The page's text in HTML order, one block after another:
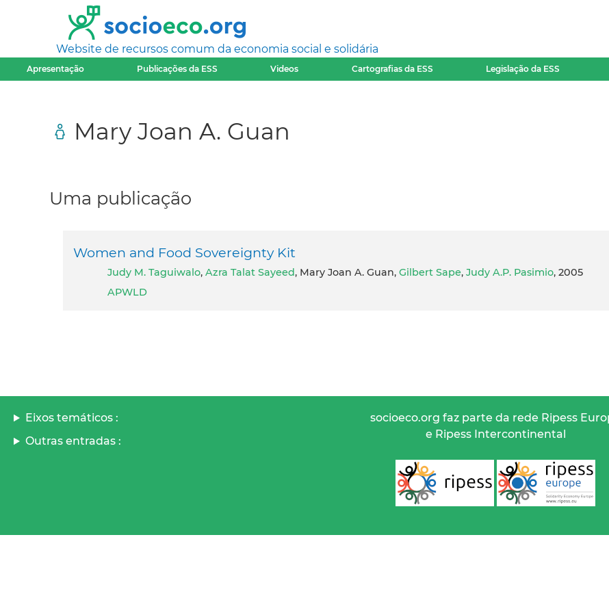
Website de recursos comum da economia social e solidária
Apresentação Publicações da ESS Videos Cartografias da ESS Legislação da ESS
Mary Joan A. Guan
Uma publicação
Women and Food Sovereignty Kit
Judy M. Taguiwalo, Azra Talat Sayeed, Mary Joan A. Guan, Gilbert Sape, Judy A.P. Pasimio, 2005
APWLD
Eixos temáticos :
Outras entradas :
socioeco.org faz parte da rede Ripess
e Ripess Intercontinental